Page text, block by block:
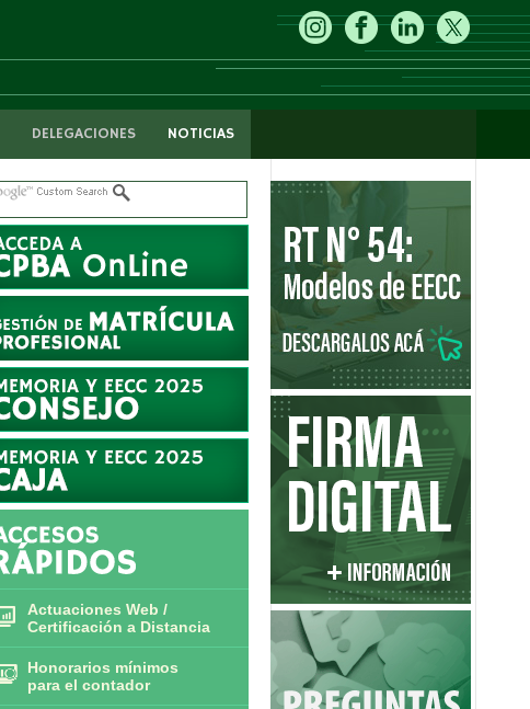
DELEGACIONES NOTICIAS
Actuaciones Web /
Certificación a Distancia
Honorarios mínimos
para el contador